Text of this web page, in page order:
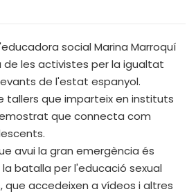
social Marina Marroquí
de les activistes per la igualtat
de l'estat espanyol.
tallers que imparteix en instituts
que connecta com
avui la gran emergència és
batalla per l'educació sexual
que accedeixen a vídeos i altres